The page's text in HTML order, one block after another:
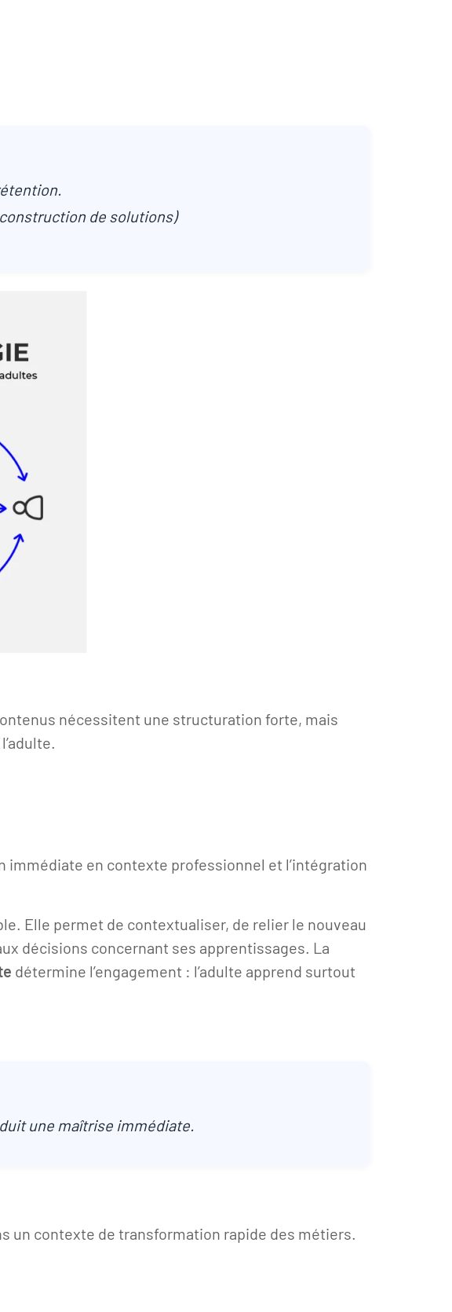
de solutions)
nécessitent une structuration forte, mais
immédiate en contexte professionnel et l’intégration
Elle permet de contextualiser, de relier le nouveau
décisions concernant ses apprentissages. La
détermine l’engagement : l’adulte apprend surtout
une maîtrise immédiate.
un contexte de transformation rapide des métiers.